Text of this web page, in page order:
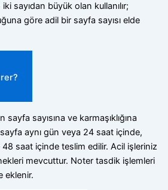
sayıdan büyük olan kullanılır;
göre adil bir sayfa sayısı elde
sayısına ve karmaşıklığına
sayfa aynı gün veya 24 saat içinde,
saat içinde teslim edilir. Acil işleriniz
mevcuttur. Noter tasdik işlemleri
eklenir.